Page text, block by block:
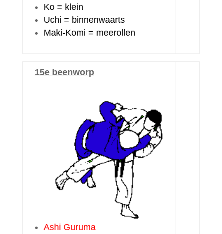
Ko = klein
Uchi = binnenwaarts
Maki-Komi = meerollen
15e beenworp
Ashi Guruma